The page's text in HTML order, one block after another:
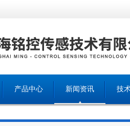
产品中心 新闻资讯 技